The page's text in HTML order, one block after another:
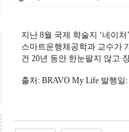
지난 8월 국제 학술지 ‘네이
스마트운행체공학과 교수가
건 20년 동안 한눈팔지 않고
출처: BRAVO My Life 발행일: